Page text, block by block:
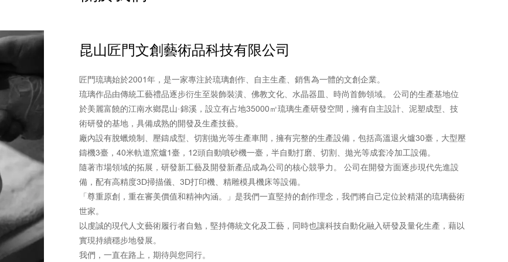
昆山匠門文創藝術品科技有限公司
匠門琉璃始於2001年，是一家專注於琉璃創作、自主生產、銷售為一體的文創企業。
琉璃作品由傳統工藝禮品逐步衍生至裝飾裝潢、佛教文化、水晶器皿、時尚首飾領域。 公司的生產基地位
於美麗富饒的江南水鄉昆山·錦溪，設立有占地35000㎡琉璃生產研發空間，擁有自主設計、泥塑成型、技
術研發的基地，具備成熟的開發及生產技藝。
廠內設有脫蠟燒制、壓鑄成型、切割拋光等生產車間，擁有完整的生產設備，包括高溫退火爐30臺，大型壓
鑄機3臺，40米軌道窯爐1臺，12頭自動噴砂機一臺，半自動打磨、切割、拋光等成套冷加工設備。
隨著市場領域的拓展，研發新工藝及開發新產品成為公司的核心競爭力。 公司在開發方面逐步現代先進設
備，配有高精度3D掃描儀、3D打印機、精雕模具機床等設備。
「尊重原創，重在審美價值和精神內涵。」是我們一直堅持的創作理念，我們將自己定位於精湛的琉璃藝術
世家。
以虔誠的現代人文藝術履行者自勉，堅持傳統文化及工藝，同時也讓科技自動化融入研發及量化生產，藉以
實現持續穩步地發展。
我們，一直在路上，期待與您同行。